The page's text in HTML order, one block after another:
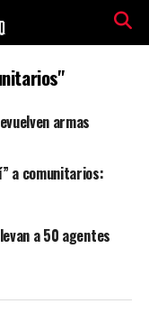
armas
a comunitarios:
a 50 agentes